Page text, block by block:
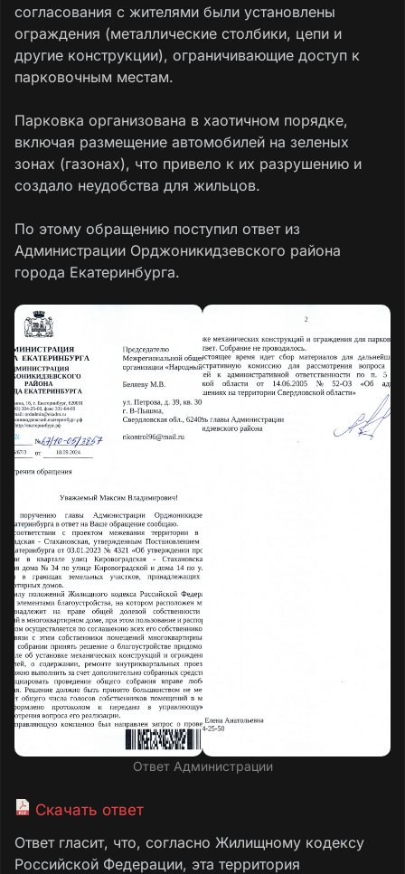
согласования с жителями были установлены
ограждения (металлические столбики, цепи и
другие конструкции), ограничивающие доступ к
парковочным местам.
Парковка организована в хаотичном порядке,
включая размещение автомобилей на зеленых
зонах (газонах), что привело к их разрушению и
создало неудобства для жильцов.
По этому обращению поступил ответ из
Администрации Орджоникидзевского района
города Екатеринбурга.
Ответ Администрации
Скачать ответ
Ответ гласит, что, согласно Жилищному кодексу
Российской Федерации, эта территория